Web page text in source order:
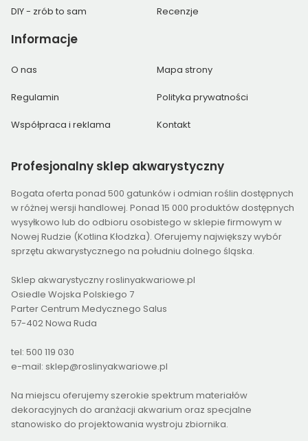
DIY - zrób to sam Recenzje
Informacje
O nas Mapa strony
Regulamin Polityka prywatności
Współpraca i reklama Kontakt
Profesjonalny sklep akwarystyczny
Bogata oferta ponad 500 gatunków i odmian roślin dostępnych
w różnej wersji handlowej. Ponad 15 000 produktów dostępnych
wysyłkowo lub do odbioru osobistego w sklepie firmowym w
Nowej Rudzie (Kotlina Kłodzka). Oferujemy największy wybór
sprzętu akwarystycznego na południu dolnego śląska.
Sklep akwarystyczny roslinyakwariowe.pl
Osiedle Wojska Polskiego 7
Parter Centrum Medycznego Salus
57-402 Nowa Ruda
tel: 500 119 030
e-mail: sklep@roslinyakwariowe.pl
Na miejscu oferujemy szerokie spektrum materiałów
dekoracyjnych do aranżacji akwarium oraz specjalne
stanowisko do projektowania wystroju zbiornika.